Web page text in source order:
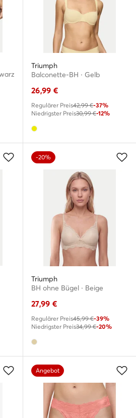
Triumph
Balconette-BH · Gelb
26,99 €
Regulärer Preis42,99 €-37%
Niedrigster Preis30,99 €-12%
-20%
Triumph
BH ohne Bügel · Beige
27,99 €
Regulärer Preis45,99 €-39%
Niedrigster Preis34,99 €-20%
Angebot